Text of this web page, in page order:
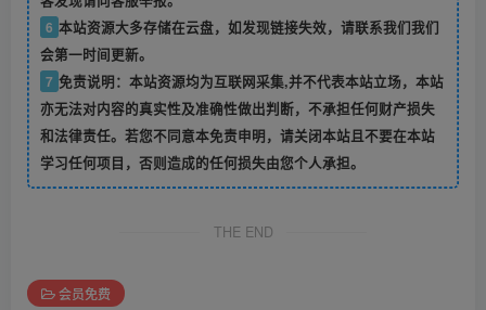
6 本站资源大多存储在云盘，如发现链接失效，请联系我们我们
会第一时间更新。
7 免责说明：本站资源均为互联网采集,并不代表本站立场，本站
亦无法对内容的真实性及准确性做出判断，不承担任何财产损失
和法律责任。若您不同意本免责申明，请关闭本站且不要在本站
学习任何项目，否则造成的任何损失由您个人承担。
THE END
会员免费